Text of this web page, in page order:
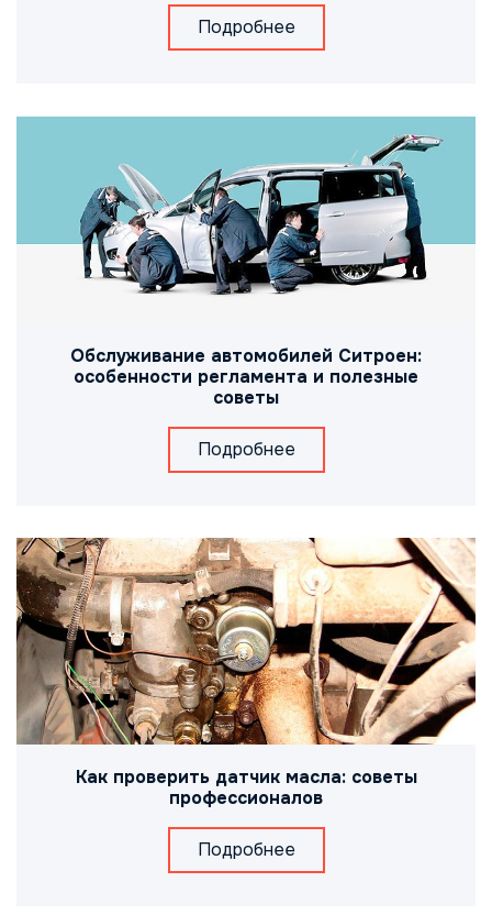
Подробнее
Обслуживание автомобилей Ситроен:
особенности регламента и полезные
советы
Подробнее
Как проверить датчик масла: советы
профессионалов
Подробнее